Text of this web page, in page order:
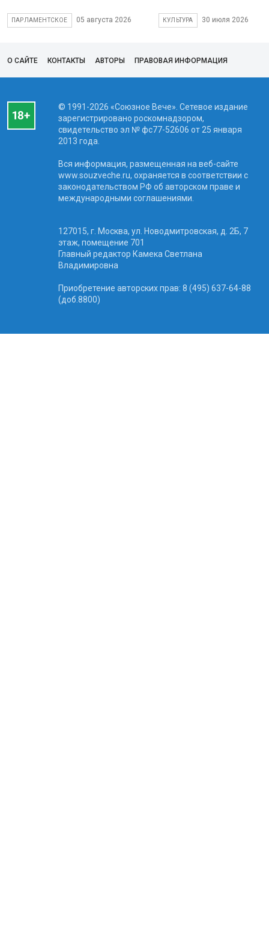
ПАРЛАМЕНТСКОЕ 05 августа 2026 КУЛЬТУРА 30 июля 2026
О САЙТЕ КОНТАКТЫ АВТОРЫ ПРАВОВАЯ ИНФОРМАЦИЯ
© 1991-2026 «Союзное Вече». Сетевое издание
зарегистрировано роскомнадзором,
свидетельство эл № фc77-52606 от 25 января
2013 года.
Вся информация, размещенная на веб-сайте
www.souzveche.ru, охраняется в соответствии с
законодательством РФ об авторском праве и
международными соглашениями.
127015, г. Москва, ул. Новодмитровская, д. 2Б, 7
этаж, помещение 701
Главный редактор Камека Светлана
Владимировна
Приобретение авторских прав: 8 (495) 637-64-88
(доб.8800)